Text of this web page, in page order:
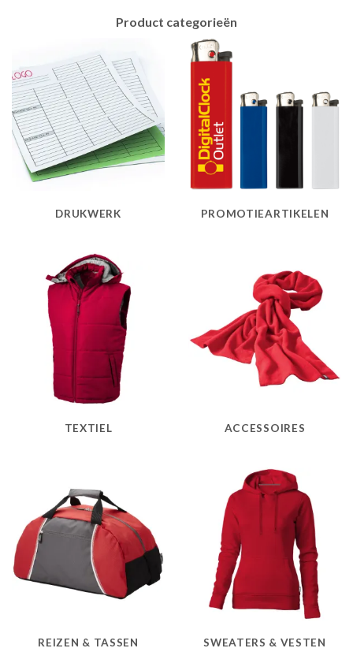
Product categorieën
DRUKWERK PROMOTIEARTIKELEN
TEXTIEL ACCESSOIRES
REIZEN & TASSEN SWEATERS & VESTEN